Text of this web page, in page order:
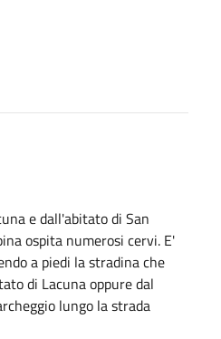
e dall'abitato di San
ospita numerosi cervi. E'
a piedi la stradina che
di Lacuna oppure dal
lungo la strada